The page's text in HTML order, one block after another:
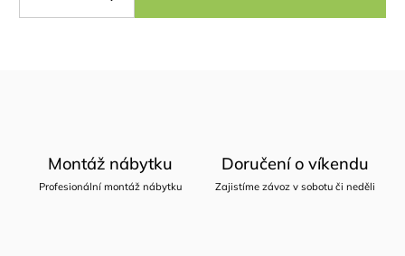
Montáž nábytku
Profesionální montáž nábytku
Doručení o víkendu
Zajistíme závoz v sobotu či neděli